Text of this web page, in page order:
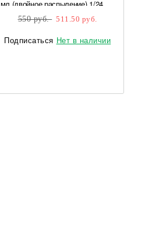
мл (двойное распыление) 1/24
550 руб. 511.50 руб.
Подписаться Нет в наличии